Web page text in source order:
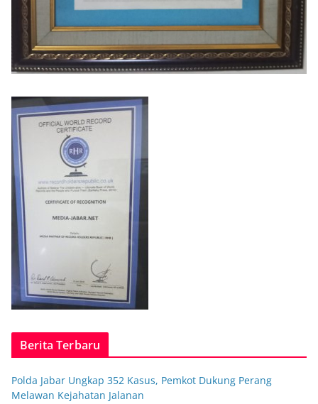
Berita Terbaru
Polda Jabar Ungkap 352 Kasus, Pemkot Dukung Perang
Melawan Kejahatan Jalanan